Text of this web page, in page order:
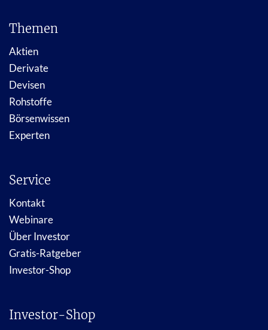
Themen
Aktien
Derivate
Devisen
Rohstoffe
Börsenwissen
Experten
Service
Kontakt
Webinare
Über Investor
Gratis-Ratgeber
Investor-Shop
Investor-Shop